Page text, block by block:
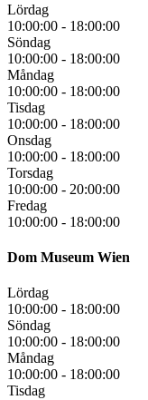
Lördag
10:00:00 - 18:00:00
Söndag
10:00:00 - 18:00:00
Måndag
10:00:00 - 18:00:00
Tisdag
10:00:00 - 18:00:00
Onsdag
10:00:00 - 18:00:00
Torsdag
10:00:00 - 20:00:00
Fredag
10:00:00 - 18:00:00
Dom Museum Wien
Lördag
10:00:00 - 18:00:00
Söndag
10:00:00 - 18:00:00
Måndag
10:00:00 - 18:00:00
Tisdag